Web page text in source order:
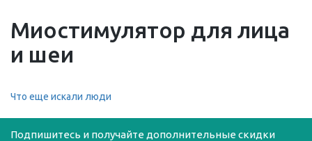
Миостимулятор для лица
и шеи
Что еще искали люди
Подпишитесь и получайте дополнительные скидки